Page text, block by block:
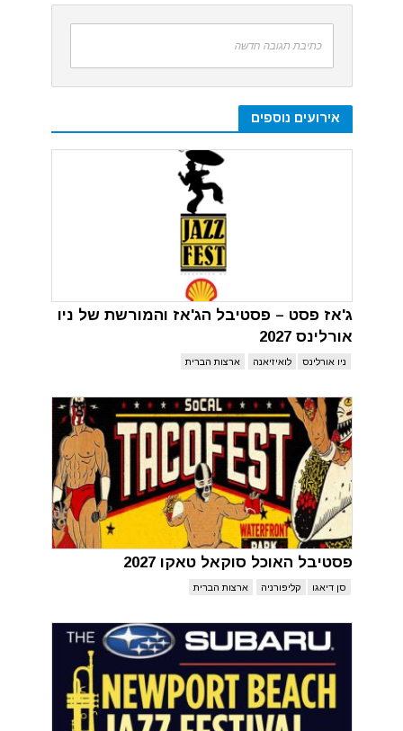
כתיבת תגובה חדשה
אירועים נוספים
ג'אז פסט – פסטיבל הג'אז והמורשת של ניו
אורלינס 2027
ניו אורלינס לואיזיאנה ארצות הברית
פסטיבל האוכל סוקאל טאקו 2027
סן דיאגו קליפורניה ארצות הברית